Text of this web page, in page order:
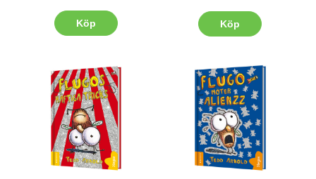
Köp Köp